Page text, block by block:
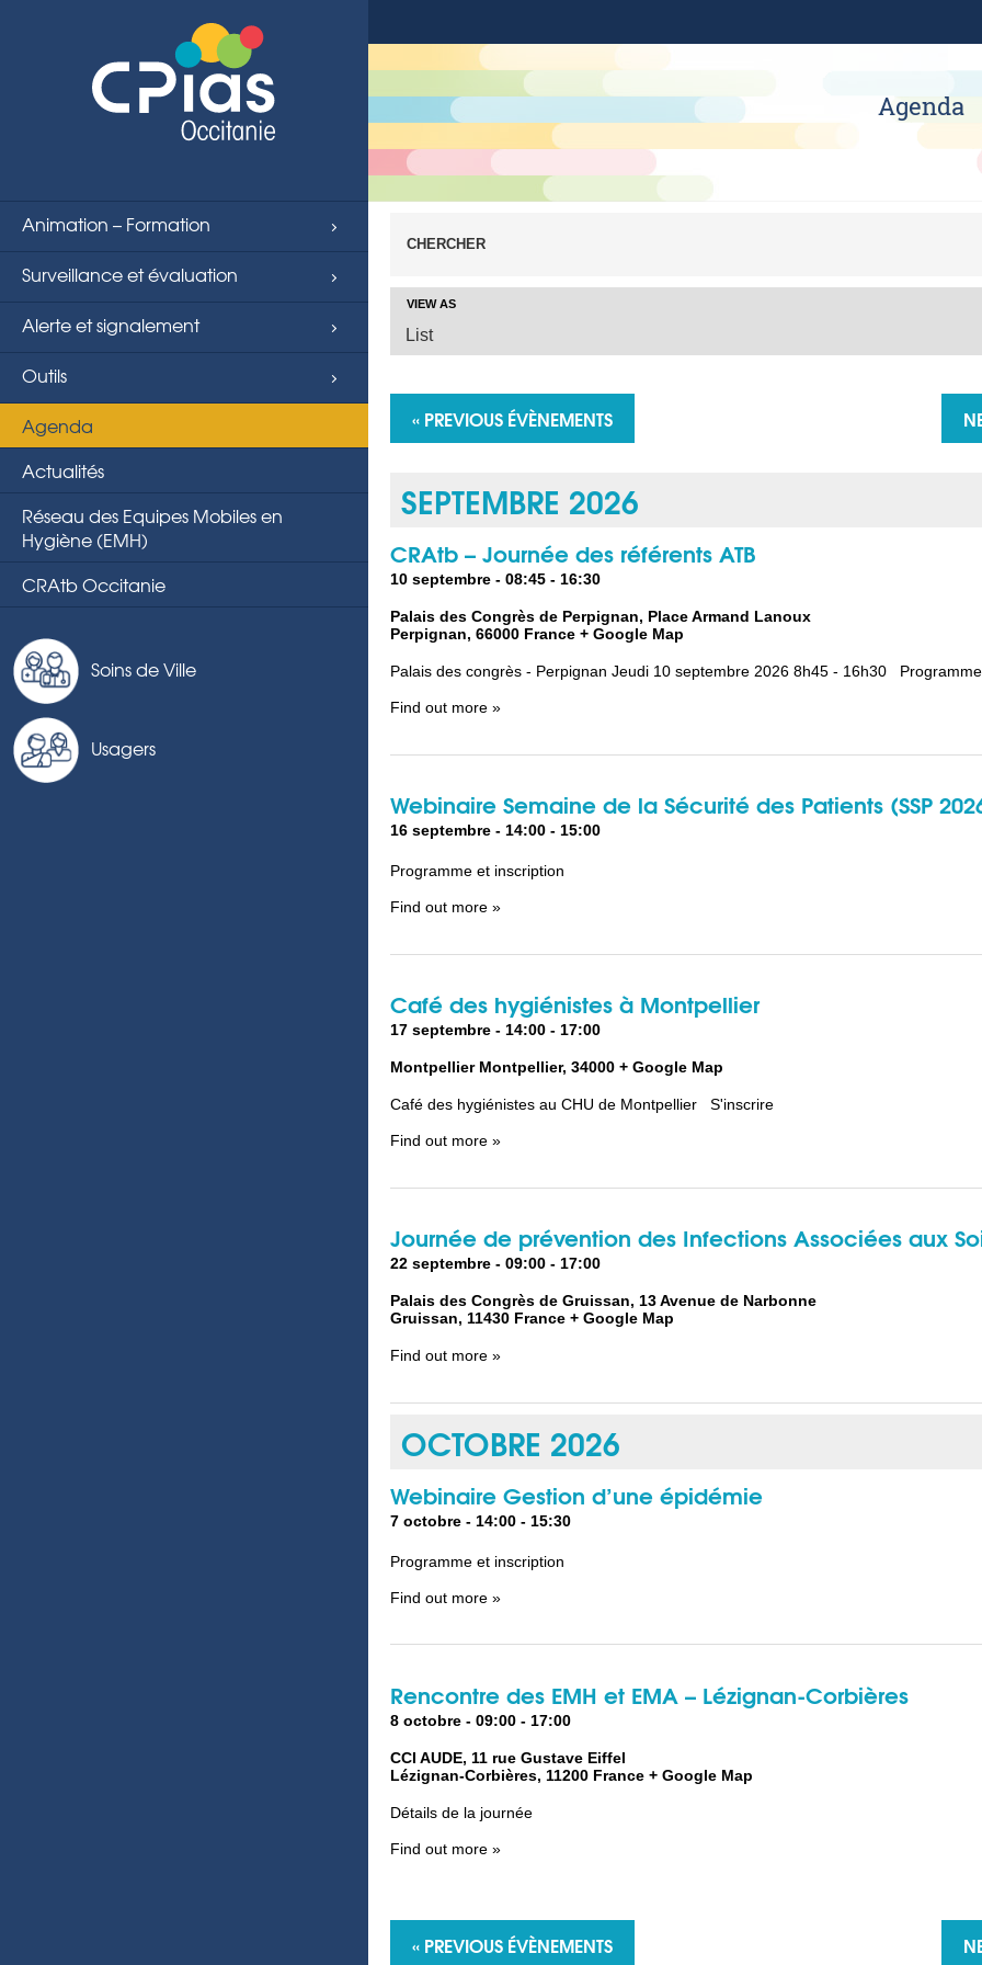
Animation – Formation
Surveillance et évaluation
Alerte et signalement
Outils
Agenda
Actualités
Réseau des Equipes Mobiles en
Hygiène (EMH)
CRAtb Occitanie
Soins de Ville
Usagers
Agenda
CHERCHER
Event Views Navigation
VIEW AS
List
« PREVIOUS ÉVÈNEMENTS
SEPTEMBRE 2026
CRAtb – Journée des référents ATB
10 septembre - 08:45 - 16:30
Palais des Congrès de Perpignan, Place Armand Lanoux
Perpignan, 66000 France + Google Map
Palais des congrès - Perpignan Jeudi 10 septembre 2026 8h45 - 16h30
Find out more »
Webinaire Semaine de la Sécurité des Patients (SSP
16 septembre - 14:00 - 15:00
Programme et inscription
Find out more »
Café des hygiénistes à Montpellier
17 septembre - 14:00 - 17:00
Montpellier Montpellier, 34000 + Google Map
Café des hygiénistes au CHU de Montpellier S'inscrire
Find out more »
Journée de prévention des Infections Associées aux
22 septembre - 09:00 - 17:00
Palais des Congrès de Gruissan, 13 Avenue de Narbonne
Gruissan, 11430 France + Google Map
Find out more »
OCTOBRE 2026
Webinaire Gestion d’une épidémie
7 octobre - 14:00 - 15:30
Programme et inscription
Find out more »
Rencontre des EMH et EMA – Lézignan-Corbières
8 octobre - 09:00 - 17:00
CCI AUDE, 11 rue Gustave Eiffel
Lézignan-Corbières, 11200 France + Google Map
Détails de la journée
Find out more »
« PREVIOUS ÉVÈNEMENTS